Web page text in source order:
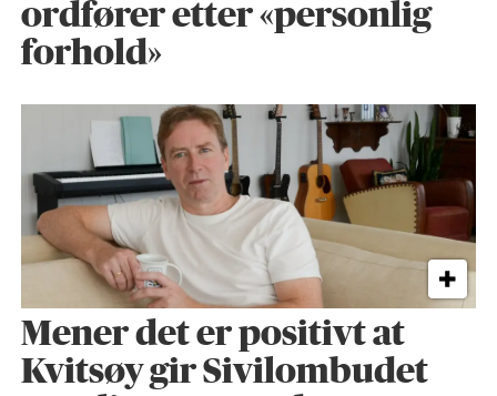
ordfører etter «personlig
forhold»
Mener det er positivt at
Kvitsøy gir Sivilombudet